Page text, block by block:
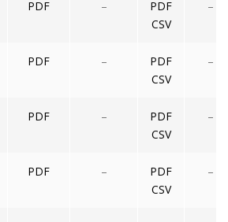
PDF –
PDF
CSV
–
PDF –
PDF
CSV
–
PDF –
PDF
CSV
–
PDF –
PDF
CSV
–